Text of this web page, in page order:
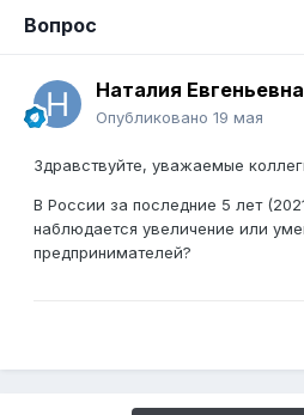
Вопрос
Наталия
Опубликовано 19 мая
Здравствуйте, уважаемые
В России за последние 5 лет
наблюдается увеличение или
предпринимателей?